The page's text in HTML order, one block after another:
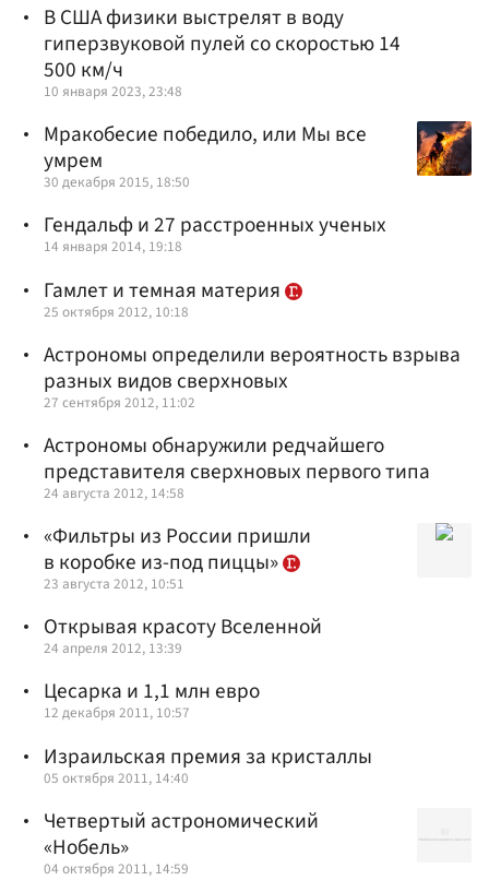
В США физики выстрелят в воду
гиперзвуковой пулей со скоростью 14
500 км/ч
10 января 2023, 23:48
Мракобесие победило, или Мы все
умрем
30 декабря 2015, 18:50
Гендальф и 27 расстроенных ученых
14 января 2014, 19:18
Гамлет и темная материя
25 октября 2012, 10:18
Астрономы определили вероятность взрыва
разных видов сверхновых
27 сентября 2012, 11:02
Астрономы обнаружили редчайшего
представителя сверхновых первого типа
24 августа 2012, 14:58
«Фильтры из России пришли
в коробке из-под пиццы»
23 августа 2012, 10:51
Открывая красоту Вселенной
24 апреля 2012, 13:39
Цесарка и 1,1 млн евро
12 декабря 2011, 10:57
Израильская премия за кристаллы
05 октября 2011, 14:40
Четвертый астрономический
«Нобель»
04 октября 2011, 14:59